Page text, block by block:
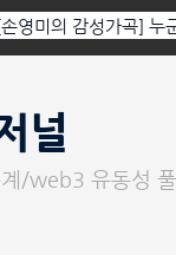
[손영미의 감성가곡] 누
널
/web3 유동성